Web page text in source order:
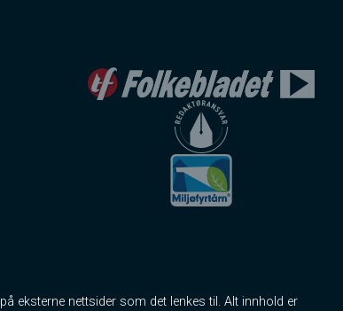
eksterne nettsider som det lenkes til. Alt innhold er